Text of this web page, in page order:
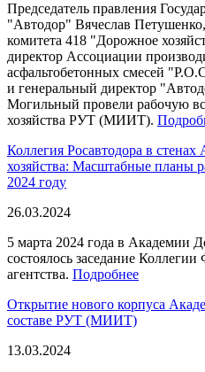
Председатель правления
"Автодор" Вячеслав Петушенко,
комитета 418 "Дорожное
директор Ассоциации
асфальтобетонных смесей
и генеральный директор
Могильный провели рабочую
хозяйства РУТ (МИИТ).
Коллегия Росавтодора в
хозяйства: Масштабные планы
2024 году
26.03.2024
5 марта 2024 года в Академии
состоялось заседание
агентства. Подробнее
Открытие нового корпуса
составе РУТ (МИИТ)
13.03.2024